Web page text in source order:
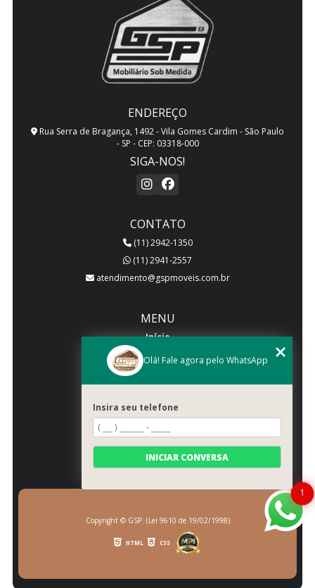
ENDEREÇO
Rua Serra de Bragança, 1492 - Vila Gomes Cardim - São Paulo
- SP - CEP: 03318-000
SIGA-NOS!
CONTATO
(11) 2942-1350
(11) 2941-2557
atendimento@gspmoveis.com.br
MENU
Início
Quem somos
Galeria
Categorias
Contato
Mapa do site
Copyright © GSP. (Lei 9610 de 19/02/1998)
HTML CSS
1
Olá! Fale agora pelo WhatsApp
Insira seu telefone
INICIAR CONVERSA